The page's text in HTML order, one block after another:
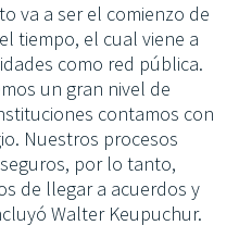
va a ser el comienzo de
tiempo, el cual viene a
como red pública.
un gran nivel de
contamos con
Nuestros procesos
por lo tanto,
de llegar a acuerdos y
Walter Keupuchur.